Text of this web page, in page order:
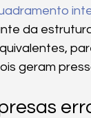
da
geram